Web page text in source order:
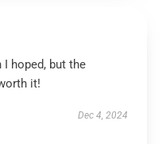
hoped, but the
it!
Dec 4, 2024